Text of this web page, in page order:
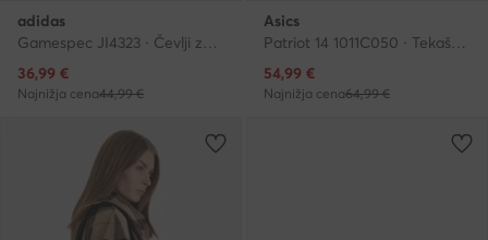
adidas
Gamespec JI4323 · Čevlji za tenis
Trenutna cena
36,99 €
Najnižja cena44,99 €
Asics
Patriot 14 1011C050 · Tekaški čevlji
Trenutna cena
54,99 €
Najnižja cena64,99 €